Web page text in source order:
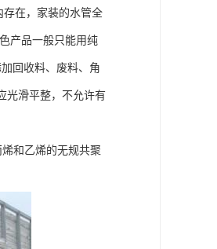
在，家装的水管全
产品一般只能用纯
回收料、废料、角
光滑平整，不允许有
和乙烯的无规共聚